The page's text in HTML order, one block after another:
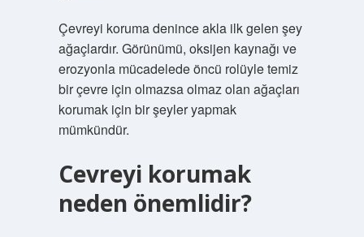
Çevreyi koruma denince akla ilk gelen şey
ağaçlardır. Görünümü, oksijen kaynağı ve
erozyonla mücadelede öncü rolüyle temiz
bir çevre için olmazsa olmaz olan ağaçları
korumak için bir şeyler yapmak
mümkündür.
Cevreyi korumak
neden önemlidir?